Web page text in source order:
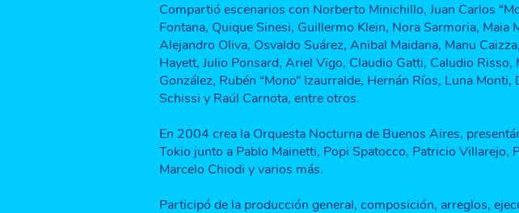
Compartió escenarios con Norberto Minichillo, Juan Carlos
Fontana, Quique Sinesi, Guillermo Klein, Nora Sarmoria, Maia
Alejandro Oliva, Osvaldo Suárez, Anibal Maidana, Manu
Hayett, Julio Ponsard, Ariel Vigo, Claudio Gatti, Caludio Risso,
González, Rubén “Mono” Izaurralde, Hernán Ríos, Luna Monti,
Schissi y Raúl Carnota, entre otros.
En 2004 crea la Orquesta Nocturna de Buenos Aires,
Tokio junto a Pablo Mainetti, Popi Spatocco, Patricio Villarejo,
Marcelo Chiodi y varios más.
Participó de la producción general, composición, arreglos,